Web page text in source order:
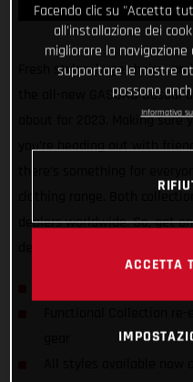
Fresh styles, huge choice,
the all-new GASGAS Casual
about for 2023. Making
you’re heading out with
dealers worldwide. So, get
Facendo clic su "Accetta
all'installazione dei
migliorare la
supportare le nostre
possono
Informativa
ACCETTA